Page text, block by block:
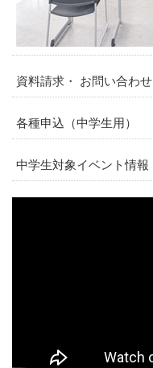
資料請求・ お問い合わせ
各種申込（中学生用）
中学生対象イベント情報